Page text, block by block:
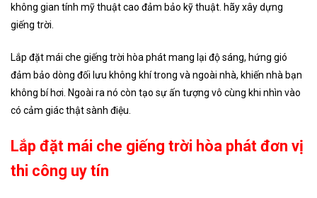
không gian tính mỹ thuật cao đảm bảo kỹ thuật. hãy xây dựng
giếng trời.
Lắp đặt mái che giếng trời hòa phát mang lại độ sáng, hứng gió
đảm bảo dòng đối lưu không khí trong và ngoài nhà, khiến nhà bạn
không bí hơi. Ngoài ra nó còn tạo sự ấn tượng vô cùng khi nhìn vào
có cảm giác thật sành điệu.
Lắp đặt mái che giếng trời hòa phát đơn vị
thi công uy tín